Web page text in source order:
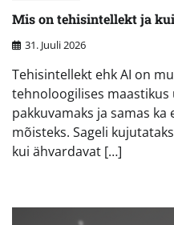
Mis on tehisintellekt ja
31. Juuli 2026
Tehisintellekt ehk AI on
tehnoloogilises maastikus
pakkuvamaks ja samas
mõisteks. Sageli
kui ähvardavat […]